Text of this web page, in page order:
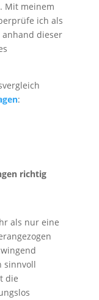
Mit meinem
ich als
dieser
:
richtig
als nur eine
sinnvoll
die